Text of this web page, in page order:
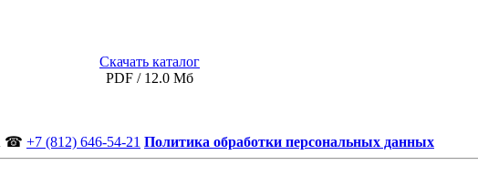
Скачать каталог
PDF / 12.0 Мб
☎ +7 (812) 646-54-21 Политика обработки персональных данных